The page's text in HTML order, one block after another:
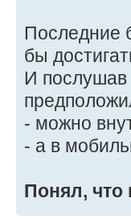
Последние
бы
И послушав
- можно
- а в
Понял, что